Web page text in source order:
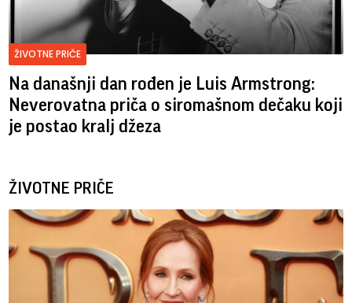
ŽIVOTNE PRIČE
Na današnji dan rođen je Luis Armstrong:
Neverovatna priča o siromašnom dečaku koji
je postao kralj džeza
ŽIVOTNE PRIČE